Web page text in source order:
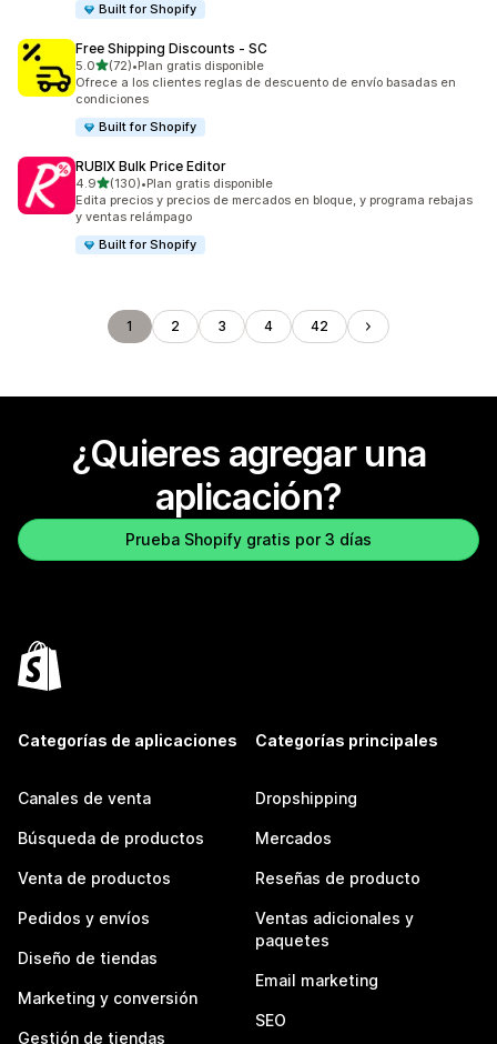
Built for Shopify
Free Shipping Discounts ‑ SC
5.0de 5 estrellas
(72)
72 reseñas en total
•Plan gratis disponible
Ofrece a los clientes reglas de descuento de envío basadas en
condiciones
Built for Shopify
RUBIX Bulk Price Editor
4.9de 5 estrellas
(130)
130 reseñas en total
•Plan gratis disponible
Edita precios y precios de mercados en bloque, y programa rebajas
y ventas relámpago
Built for Shopify
1 2 3 4 42
¿Quieres agregar una
aplicación?
Prueba Shopify gratis por 3 días
Categorías de aplicaciones
Canales de venta
Búsqueda de productos
Venta de productos
Pedidos y envíos
Diseño de tiendas
Marketing y conversión
Gestión de tiendas
Categorías principales
Dropshipping
Mercados
Reseñas de producto
Ventas adicionales y
paquetes
Email marketing
SEO